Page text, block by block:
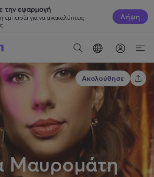
την εφαρμογή
εμπειρία για να ανακαλύπτεις
Λήψη
Μαυρομάτη
Ακολούθησε